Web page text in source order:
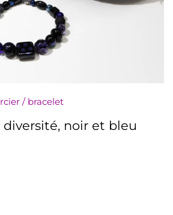
/ bracelet
diversité, noir et bleu
4x5)